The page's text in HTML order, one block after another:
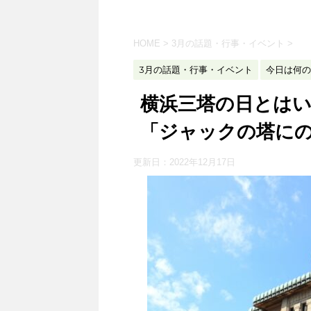
HOME > 3月の話題・行事・イベント >
3月の話題・行事・イベント 今日は何
横浜三塔の日とは
「ジャックの塔に
更新日： 2022年12月17日